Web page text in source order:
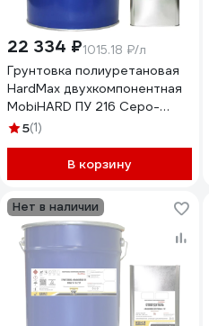
22 334 ₽1015.18 ₽/л
Грунтовка полиуретановая
HardMax двухкомпонентная
MobiHARD ПУ 216 Серо-
желтая (комплект 22 кг)
5(1)
В корзину
Нет в наличии